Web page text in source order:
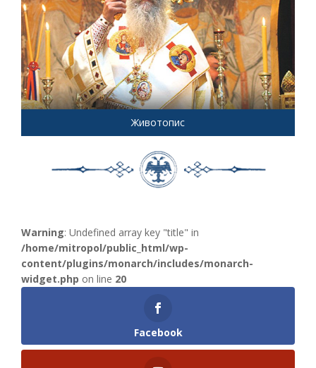
Животопис
Warning: Undefined array key "title" in
/home/mitropol/public_html/wp-
content/plugins/monarch/includes/monarch-
widget.php on line 20
Facebook